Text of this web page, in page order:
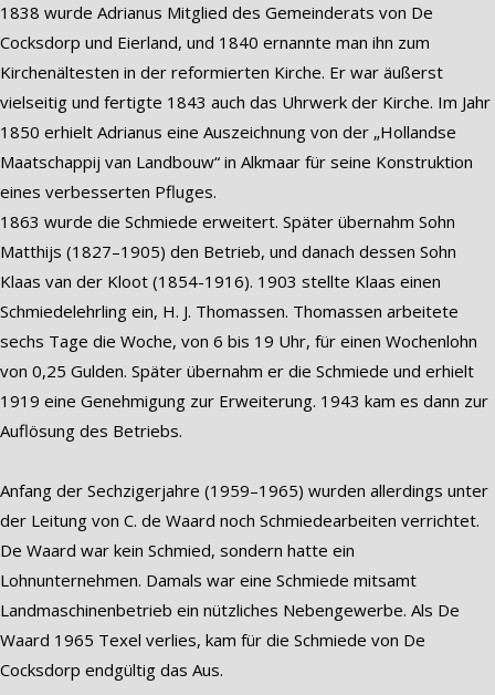
1838 wurde Adrianus Mitglied des Gemeinderats von De
Cocksdorp und Eierland, und 1840 ernannte man ihn zum
Kirchenältesten in der reformierten Kirche. Er war äußerst
vielseitig und fertigte 1843 auch das Uhrwerk der Kirche. Im Jahr
1850 erhielt Adrianus eine Auszeichnung von der „Hollandse
Maatschappij van Landbouw“ in Alkmaar für seine Konstruktion
eines verbesserten Pfluges.
1863 wurde die Schmiede erweitert. Später übernahm Sohn
Matthijs (1827–1905) den Betrieb, und danach dessen Sohn
Klaas van der Kloot (1854-1916). 1903 stellte Klaas einen
Schmiedelehrling ein, H. J. Thomassen. Thomassen arbeitete
sechs Tage die Woche, von 6 bis 19 Uhr, für einen Wochenlohn
von 0,25 Gulden. Später übernahm er die Schmiede und erhielt
1919 eine Genehmigung zur Erweiterung. 1943 kam es dann zur
Auflösung des Betriebs.
Anfang der Sechzigerjahre (1959–1965) wurden allerdings unter
der Leitung von C. de Waard noch Schmiedearbeiten verrichtet.
De Waard war kein Schmied, sondern hatte ein
Lohnunternehmen. Damals war eine Schmiede mitsamt
Landmaschinenbetrieb ein nützliches Nebengewerbe. Als De
Waard 1965 Texel verlies, kam für die Schmiede von De
Cocksdorp endgültig das Aus.